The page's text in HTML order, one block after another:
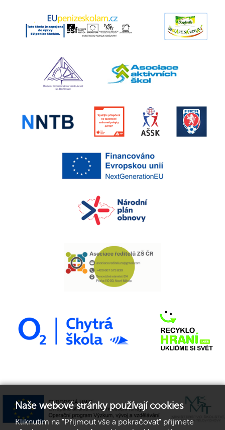
Naše webové stránky používají cookies
Kliknutím na "Přijmout vše a pokračovat" přijmete